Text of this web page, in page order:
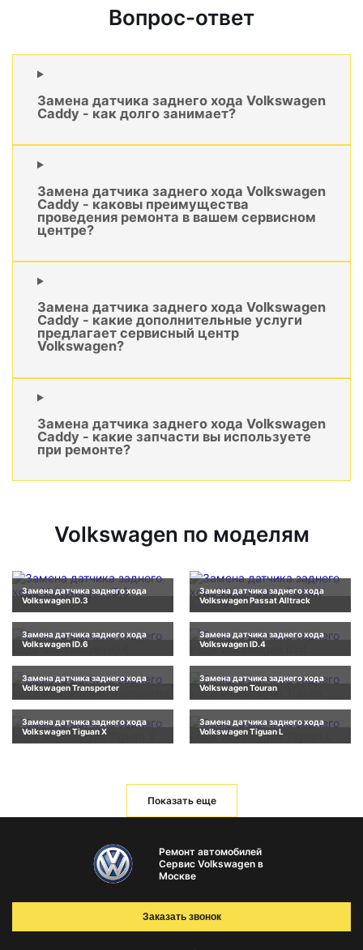
Вопрос-ответ
Замена датчика заднего хода Volkswagen
Caddy - как долго занимает?
Замена датчика заднего хода Volkswagen
Caddy - каковы преимущества
проведения ремонта в вашем сервисном
центре?
Замена датчика заднего хода Volkswagen
Caddy - какие дополнительные услуги
предлагает сервисный центр
Volkswagen?
Замена датчика заднего хода Volkswagen
Caddy - какие запчасти вы используете
при ремонте?
Volkswagen по моделям
Замена датчика заднего хода
Volkswagen ID.3
Замена датчика заднего хода
Volkswagen Passat Alltrack
Замена датчика заднего хода
Volkswagen ID.6
Замена датчика заднего хода
Volkswagen ID.4
Замена датчика заднего хода
Volkswagen Transporter
Замена датчика заднего хода
Volkswagen Touran
Замена датчика заднего хода
Volkswagen Tiguan X
Замена датчика заднего хода
Volkswagen Tiguan L
Показать еще
Ремонт автомобилей
Сервис Volkswagen в
Москве
Заказать звонок